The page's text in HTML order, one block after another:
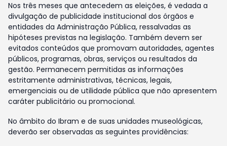
Nos três meses que antecedem as eleições, é vedada a
divulgação de publicidade institucional dos órgãos e
entidades da Administração Pública, ressalvadas as
hipóteses previstas na legislação. Também devem ser
evitados conteúdos que promovam autoridades, agentes
públicos, programas, obras, serviços ou resultados da
gestão. Permanecem permitidas as informações
estritamente administrativas, técnicas, legais,
emergenciais ou de utilidade pública que não apresentem
caráter publicitário ou promocional.
No âmbito do Ibram e de suas unidades museológicas,
deverão ser observadas as seguintes providências: